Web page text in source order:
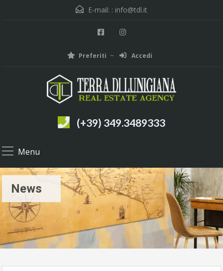
E-mail: : info@tdl.it
Preferiti Accedi
(+39) 349.3489333
Menu
News